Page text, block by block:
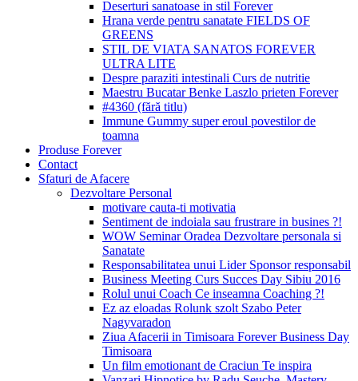
Deserturi sanatoase in stil Forever
Hrana verde pentru sanatate FIELDS OF
GREENS
STIL DE VIATA SANATOS FOREVER
ULTRA LITE
Despre paraziti intestinali Curs de nutritie
Maestru Bucatar Benke Laszlo prieten Forever
#4360 (fără titlu)
Immune Gummy super eroul povestilor de
toamna
Produse Forever
Contact
Sfaturi de Afacere
Dezvoltare Personal
motivare cauta-ti motivatia
Sentiment de indoiala sau frustrare in busines ?!
WOW Seminar Oradea Dezvoltare personala si
Sanatate
Responsabilitatea unui Lider Sponsor responsabil
Business Meeting Curs Succes Day Sibiu 2016
Rolul unui Coach Ce inseamna Coaching ?!
Ez az eloadas Rolunk szolt Szabo Peter
Nagyvaradon
Ziua Afacerii in Timisoara Forever Business Day
Timisoara
Un film emotionant de Craciun Te inspira